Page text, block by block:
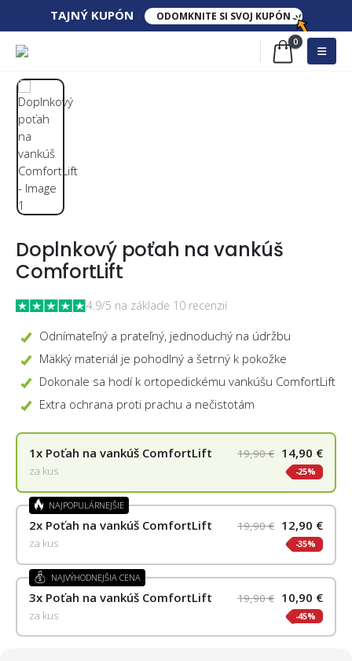
TAJNÝ​ KUPÓN ODOMKNITE SI SVOJ KUPÓN
0
Doplnkový poťah na vankúš
ComfortLift
4.9/5 na základe 10 recenzií
Odnímateľný a prateľný, jednoduchý na údržbu
Mäkký materiál je pohodlný a šetrný k pokožke
Dokonale sa hodí k ortopedickému vankúšu ComfortLift
Extra ochrana proti prachu a nečistotám
1x Poťah na vankúš ComfortLift 19,90 € 14,90 €
za kus 25%
NAJPOPULÁRNEJŠIE
2x Poťah na vankúš ComfortLift 19,90 € 12,90 €
za kus 35%
NAJVÝHODNEJŠIA CENA
3x Poťah na vankúš ComfortLift 19,90 € 10,90 €
za kus 45%